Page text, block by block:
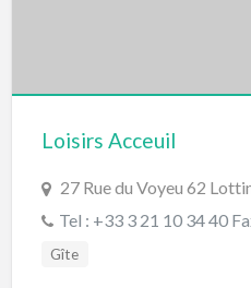
Loisirs Acceuil
27 Rue du Voyeu 62
Tel : +33 3 21 10 34 40
Gîte